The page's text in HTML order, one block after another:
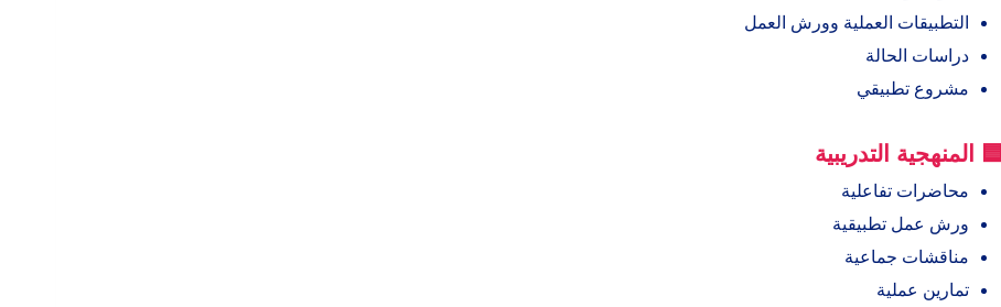
التطبيقات العملية وورش العمل
دراسات الحالة
مشروع تطبيقي
🟦 المنهجية التدريبية
محاضرات تفاعلية
ورش عمل تطبيقية
مناقشات جماعية
تمارين عملية